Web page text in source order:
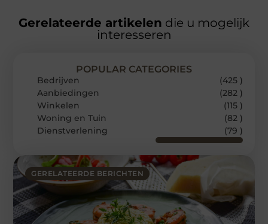
Gerelateerde artikelen die u mogelijk
interesseren
GERELATEERDE BERICHTEN
POPULAR CATEGORIES
Bedrijven
(425 )
Aanbiedingen
(282 )
Winkelen
(115 )
Woning en Tuin
(82 )
Dienstverlening
(79 )